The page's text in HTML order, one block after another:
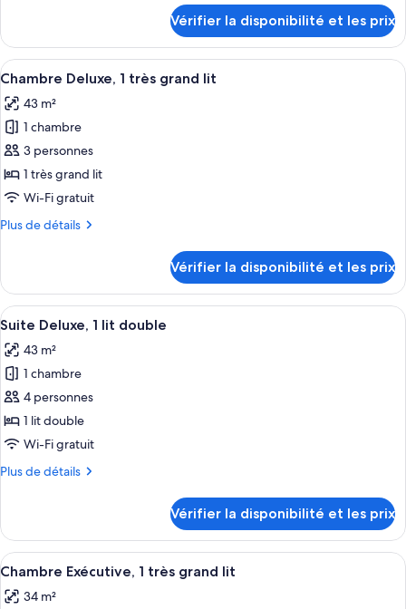
2
lits
une
place
le
type
de
Chambre
Classique,
lits
une
place
Vérifier la disponibilité et les prix
Afficher
toutes
les
photos
pour
ce
type
chambre :
très
grand
lit
Une chambre d’hôtel comprenant
16
Chambre Deluxe, 1 très grand lit
43 m²
1 chambre
3 personnes
1 très grand lit
Wi-Fi gratuit
Plus de détails
Plus
le
type
de
Chambre
Deluxe,
très
grand
lit
Vérifier la disponibilité et les prix
Afficher
toutes
les
photos
pour
ce
type
chambre :
lit
double
Une chambre d’hôtel comprenant
11
Suite Deluxe, 1 lit double
43 m²
1 chambre
4 personnes
1 lit double
Wi-Fi gratuit
Plus de détails
Plus
le
type
de
Suite
Vérifier la disponibilité et les prix
Afficher
toutes
les
Une chambre d’hôtel avec un lit,
33
Chambre Exécutive, 1 très grand lit
34 m²